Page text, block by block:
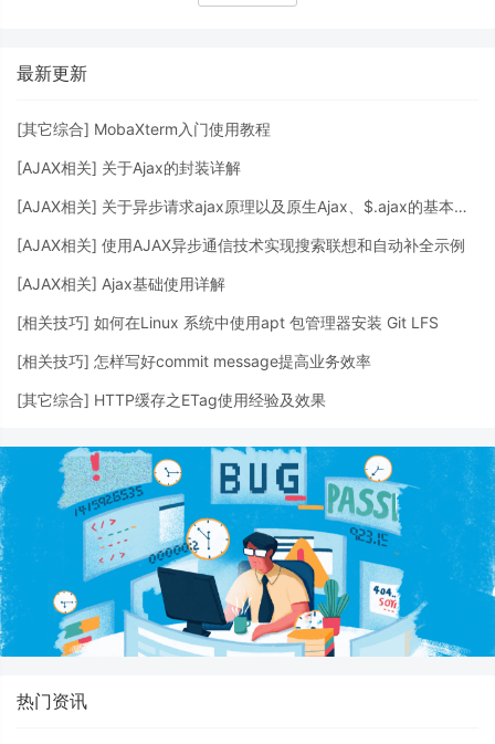
最新更新
[其它综合] MobaXterm入门使用教程
[AJAX相关] 关于Ajax的封装详解
[AJAX相关] 关于异步请求ajax原理以及原生Ajax、$.ajax的基本使用详解
[AJAX相关] 使用AJAX异步通信技术实现搜索联想和自动补全示例
[AJAX相关] Ajax基础使用详解
[相关技巧] 如何在Linux 系统中使用apt 包管理器安装 Git LFS
[相关技巧] 怎样写好commit message提高业务效率
[其它综合] HTTP缓存之ETag使用经验及效果
热门资讯